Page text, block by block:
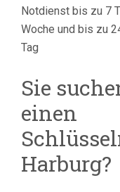
Notdienst bis zu 7
Woche und bis zu
Tag
Sie
einen
Harburg?